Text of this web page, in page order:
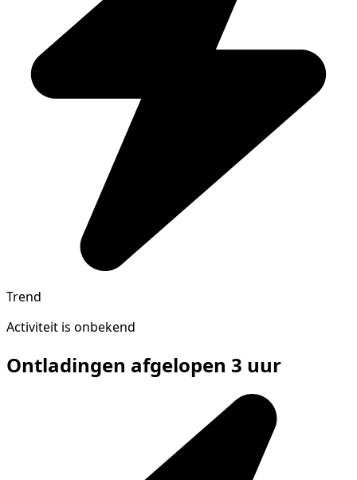
Trend
Activiteit is onbekend
Ontladingen afgelopen 3 uur